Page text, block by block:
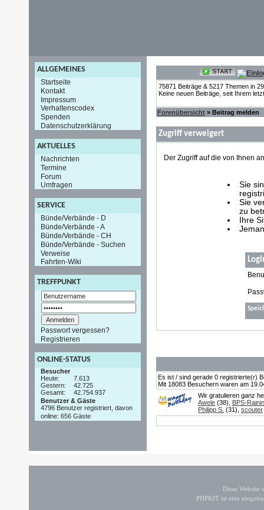
ALLGEMEINES
Startseite
Kontakt
Impressum
Verhaltenscodex
Spenden
Datenschutzerklärung
AKTUELLES
Nachrichten
Termine
Forum
Umfragen
SERVICE
Bünde/Verbände - D
Bünde/Verbände - A
Bünde/Verbände - CH
Bünde/Verbände - Suchen
Verweise
Fahrten-Wiki
TREFFPUNKT
Passwort vergessen?
Registrieren
ONLINE-STATUS
Besucher
Heute:
7.613
Gestern:
42.725
Gesamt:
42.754.937
Benutzer & Gäste
4796 Benutzer registriert, davon
online: 656 Gäste
75871 Beiträge & 5217 Themen in
Keine neuen Beiträge, seit Ihrem
Forenübersicht » Beitrag melden
Zugriff verweigert
Der Zugriff auf die von Ihnen
Sie
Sie
zu
Ihre
Es ist / sind gerade 0 registrierte(r)
Mit 18083 Besuchern waren am
Wir gratulieren ganz
Awele (38), BPS-
Philipp S. (31), scouter
Diese
PHPKIT ist eine